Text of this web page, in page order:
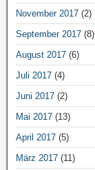
November 2017 (2)
September 2017 (8)
August 2017 (6)
Juli 2017 (4)
Juni 2017 (2)
Mai 2017 (13)
April 2017 (5)
März 2017 (11)